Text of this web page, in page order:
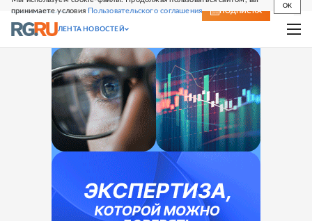
принимаете условия Пользовательского соглашения
OK
СВЕЖИЙ НОМЕР ПОДПИСКА
ЛЕНТА НОВОСТЕЙ